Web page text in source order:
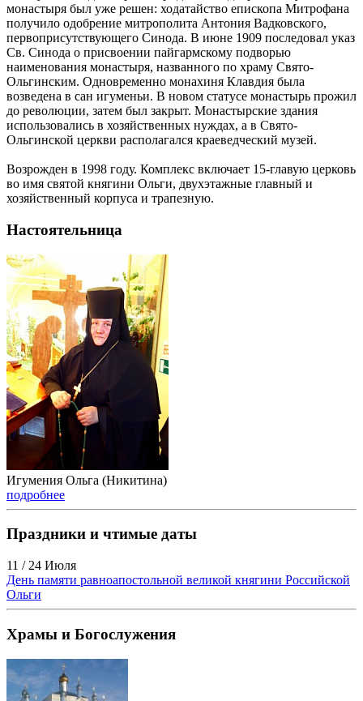
монастыря был уже решен: ходатайство епископа Митрофана
получило одобрение митрополита Антония Вадковского,
первоприсутствующего Синода. В июне 1909 последовал указ
Св. Синода о присвоении пайгармскому подворью
наименования монастыря, названного по храму Свято-
Ольгинским. Одновременно монахиня Клавдия была
возведена в сан игуменьи. В новом статусе монастырь прожил
до революции, затем был закрыт. Монастырские здания
использовались в хозяйственных нуждах, а в Свято-
Ольгинской церкви располагался краеведческий музей.
Возрожден в 1998 году. Комплекс включает 15-главую церковь
во имя святой княгини Ольги, двухэтажные главный и
хозяйственный корпуса и трапезную.
Настоятельница
Игумения Ольга (Никитина)
подробнее
Праздники и чтимые даты
11 / 24 Июля
День памяти равноапостольной великой княгини Российской
Ольги
Храмы и Богослужения